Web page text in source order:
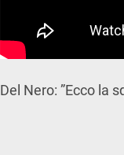
Del Nero: ”Ecco la